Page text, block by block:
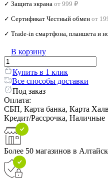
✓ Защита экрана от 999 ₽
✓ Сертификат Честный обмен от
✓ Trade‑in смартфона, планшета и
В корзину
Купить в 1 клик
Все способы доставки
Под заказ
Оплата:
СБП, Карта банка, Карта
Кредит/Рассрочка, Наличные
Более 50 магазинов в